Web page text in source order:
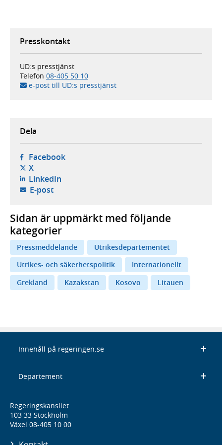
Presskontakt
UD:s presstjänst
Telefon 08-405 50 10
e-post till UD:s presstjänst
Dela
Facebook- öppnas i ny flik, extern webbplats,
X- öppnas i ny flik, extern webbplats,
LinkedIn- öppnas i ny flik, extern webbplats,
E-post- öppnar din e-postklient,
Sidan är uppmärkt med följande
kategorier
Pressmeddelande
Utrikesdepartementet
Utrikes- och säkerhetspolitik
Internationellt
Grekland
Kazakstan Kosovo Litauen
Innehåll på regeringen.se
Departement
Regeringskansliet
103 33 Stockholm
Växel 08-405 10 00